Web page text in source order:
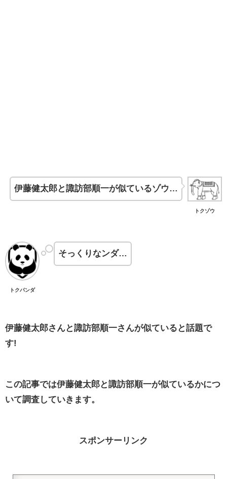
トクゾウ
伊藤健太郎と諏訪部順一が似ているゾウ…
トクパンダ
そっくりなンダ…
伊藤健太郎さんと諏訪部順一さんが似ていると話題で
す!
この記事では伊藤健太郎と諏訪部順一が似ているかにつ
いて調査していきます。
スポンサーリンク